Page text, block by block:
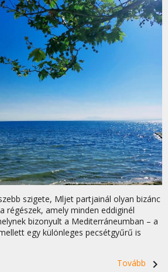
szigete, Mljet partjainál olyan bizánc
régészek, amely minden eddiginél
bizonyult a Mediterráneumban – a
egy különleges pecsétgyűrű is
Tovább
navigate_next